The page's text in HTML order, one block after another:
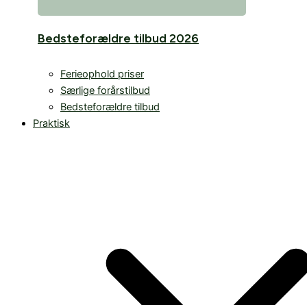
Bedsteforældre tilbud 2026
Ferieophold priser
Særlige forårstilbud
Bedsteforældre tilbud
Praktisk